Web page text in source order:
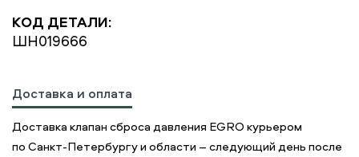
КОД ДЕТАЛИ:
ШН019666
Доставка и оплата
Доставка клапан сброса давления EGRO курьером
по Санкт-Петербургу и области – следующий день после